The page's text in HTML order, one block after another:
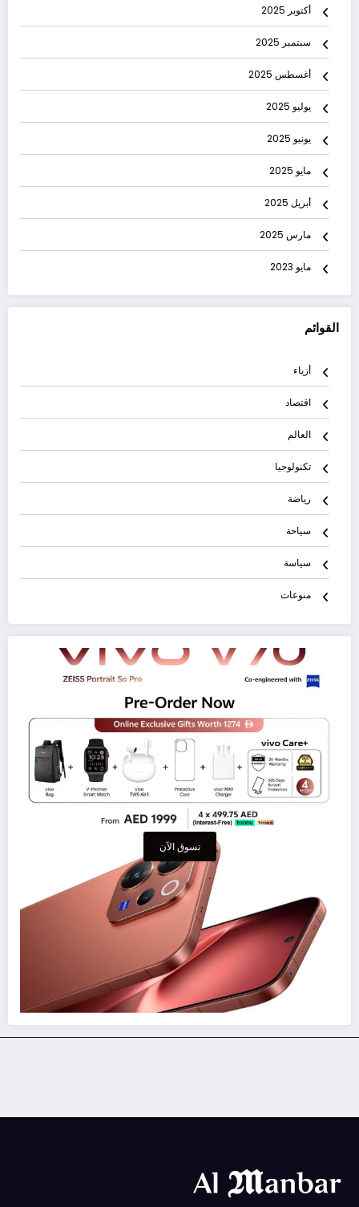
أكتوبر 2025
سبتمبر 2025
أغسطس 2025
يوليو 2025
يونيو 2025
مايو 2025
أبريل 2025
مارس 2025
مايو 2023
القوائم
أزياء
اقتصاد
العالم
تكنولوجيا
رياضة
سياحة
سياسة
منوعات
تسوق الآن